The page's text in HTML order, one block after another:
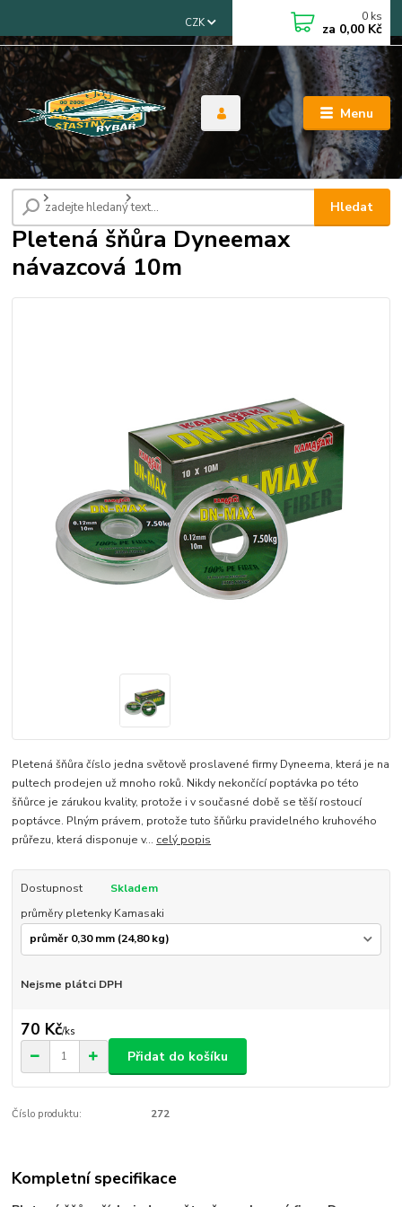
Menu
CZK
Hledat
0 ks
za 0,00 Kč
Úvod Pletené šnůry Pletená šňůra Dyneemax návazcová 10m
Pletená šňůra Dyneemax
návazcová 10m
Pletená šňůra číslo jedna světově proslavené firmy Dyneema, která je na
pultech prodejen už mnoho roků. Nikdy nekončící poptávka po této
šňůrce je zárukou kvality, protože i v současné době se těší rostoucí
poptávce. Plným právem, protože tuto šňůrku pravidelného kruhového
průřezu, která disponuje v... celý popis
Dostupnost
Skladem
průměry pletenky Kamasaki
Nejsme plátci DPH
70 Kč/ks
Přidat do košíku
Číslo produktu: 272
Kompletní specifikace